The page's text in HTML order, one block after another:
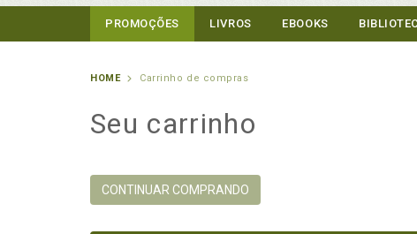
PROMOÇÕES LIVROS EBOOKS
HOME Carrinho de compras
Seu carrinho
CONTINUAR COMPRANDO